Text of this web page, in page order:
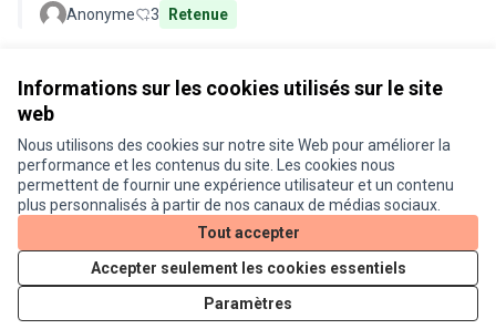
Informations sur les cookies utilisés sur le site
web
Nous utilisons des cookies sur notre site Web pour améliorer la
performance et les contenus du site. Les cookies nous
permettent de fournir une expérience utilisateur et un contenu
plus personnalisés à partir de nos canaux de médias sociaux.
Tout accepter
Accepter seulement les cookies essentiels
Paramètres
Anonyme 3 Retenue
Conditions d'utilisation
Paramètres des cookies
Je participe ! sur X
(Lien externe)
Je participe ! sur Facebook
Je participe ! sur Instagram
Site réalisé grâce aulogiciel libre Decidim .
Licence
(Lien